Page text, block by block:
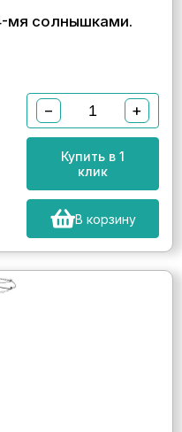
мя солнышками.
− +
Купить в 1
клик
В корзину